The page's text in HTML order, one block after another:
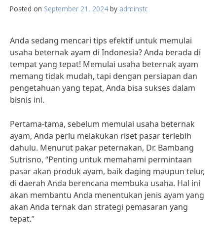
Posted on September 21, 2024 by adminstc
Anda sedang mencari tips efektif untuk memulai
usaha beternak ayam di Indonesia? Anda berada di
tempat yang tepat! Memulai usaha beternak ayam
memang tidak mudah, tapi dengan persiapan dan
pengetahuan yang tepat, Anda bisa sukses dalam
bisnis ini.
Pertama-tama, sebelum memulai usaha beternak
ayam, Anda perlu melakukan riset pasar terlebih
dahulu. Menurut pakar peternakan, Dr. Bambang
Sutrisno, “Penting untuk memahami permintaan
pasar akan produk ayam, baik daging maupun telur,
di daerah Anda berencana membuka usaha. Hal ini
akan membantu Anda menentukan jenis ayam yang
akan Anda ternak dan strategi pemasaran yang
tepat.”